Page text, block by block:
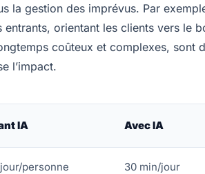
la gestion des imprévus. Par
orientant les clients vers le
coûteux et complexes, sont
l’impact.
IA Avec IA
personne 30 min/jour